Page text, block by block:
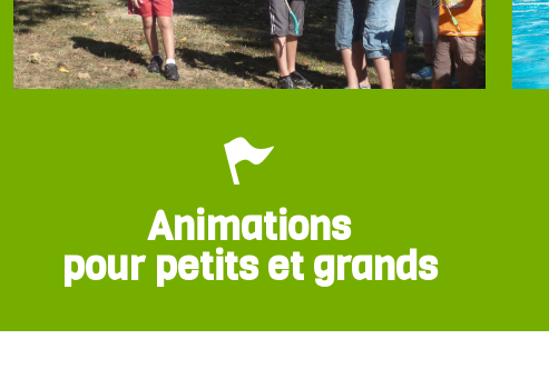
Animations
pour petits et grands